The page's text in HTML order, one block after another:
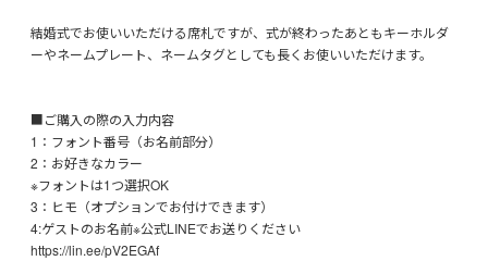
結婚式でお使いいただける席札ですが、式が終わったあともキーホルダ
ーやネームプレート、ネームタグとしても長くお使いいただけます。
■ご購入の際の入力内容
1：フォント番号（お名前部分）
2：お好きなカラー
※フォントは1つ選択OK
3：ヒモ（オプションでお付けできます）
4:ゲストのお名前※公式LINEでお送りください
https://lin.ee/pV2EGAf